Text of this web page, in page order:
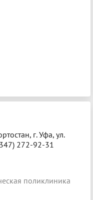
г. Уфа, ул.
272-92-31
поликлиника